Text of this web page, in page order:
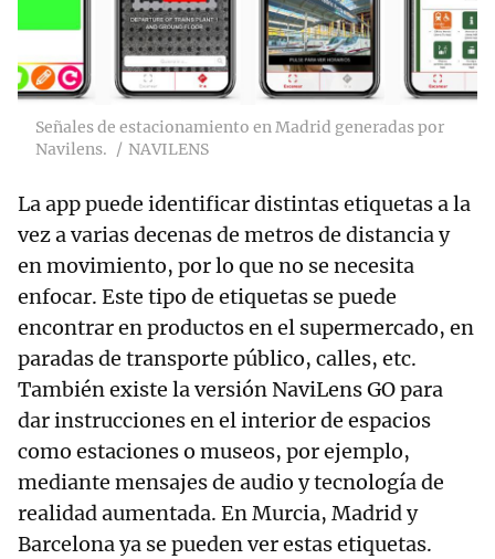
Señales de estacionamiento en Madrid generadas por
Navilens.
NAVILENS
La app puede identificar distintas etiquetas a la
vez a varias decenas de metros de distancia y
en movimiento, por lo que no se necesita
enfocar. Este tipo de etiquetas se puede
encontrar en productos en el supermercado, en
paradas de transporte público, calles, etc.
También existe la versión NaviLens GO para
dar instrucciones en el interior de espacios
como estaciones o museos, por ejemplo,
mediante mensajes de audio y tecnología de
realidad aumentada. En Murcia, Madrid y
Barcelona ya se pueden ver estas etiquetas.